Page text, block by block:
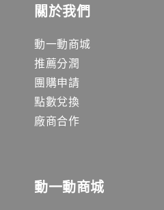
關於我們
動一動商城
推薦分潤
團購申請
點數兌換
廠商合作
動一動商城